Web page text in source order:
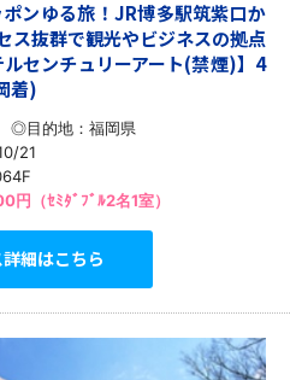
ンゆる旅！JR博多駅筑紫口か
ス抜群で観光やビジネスの拠点
ルセンチュリーアート(禁煙)】4
着)
◎目的地： 福岡県
21
（ｾﾐﾀﾞﾌﾞﾙ2名1室）
細はこちら